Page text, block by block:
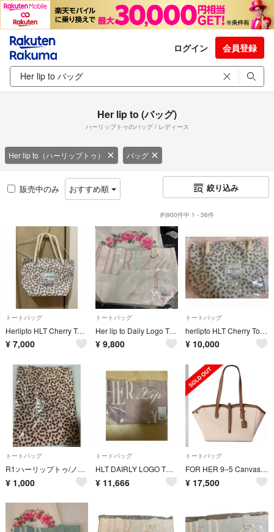
ログイン 会員登録
Her lip to (バッグ)
ハーリップトゥのバッグ / レディース
Her lip to（ハーリップトゥ） バッグ
販売中のみ おすすめ順 絞り込み
約900件中 1 - 36件
トートバッグ
Herlipto HLT Cherry Tote Bag チェリートートバッグ
¥ 7,000
トートバッグ
Her lip to Daily Logo Tote milky pink
¥ 9,800
トートバッグ
herlipto HLT Cherry Tote Bag misty blue
¥ 10,000
トートバッグ
R1:ハーリップトゥ/ノベルティチェリートート バッグ
¥ 1,000
トートバッグ
HLT DAIRLY LOGO TOTE ROSE
¥ 11,666
トートバッグ
FOR HER 9–5 Canvas Tote Bag
¥ 17,500